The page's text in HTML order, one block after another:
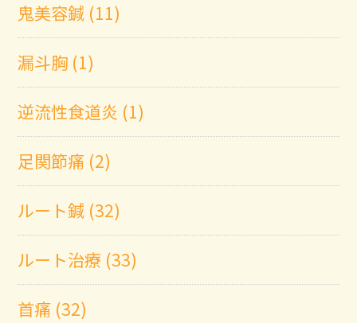
鬼美容鍼 (11)
漏斗胸 (1)
逆流性食道炎 (1)
足関節痛 (2)
ルート鍼 (32)
ルート治療 (33)
首痛 (32)